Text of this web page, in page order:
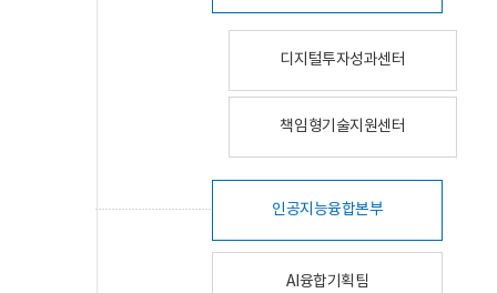
디지털투자성과센터
책임형기술지원센터
인공지능융합본부
AI융합기획팀